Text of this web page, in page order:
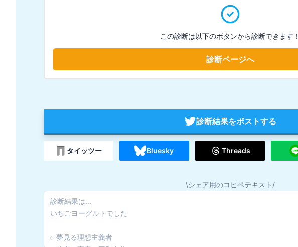
この診断は以下のボタンから診断できます！
診断ページへ
診断結果をポストする
タイッツー Bluesky Threads
\シェア用のコピペテキスト/